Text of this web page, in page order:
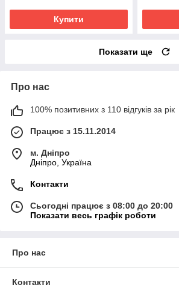
Купити
Показати ще
Про нас
100% позитивних з 110 відгуків за рік
Працює з 15.11.2014
м. Дніпро
Дніпро, Україна
Контакти
Сьогодні працює з 08:00 до 20:00
Показати весь графік роботи
Про нас
Контакти